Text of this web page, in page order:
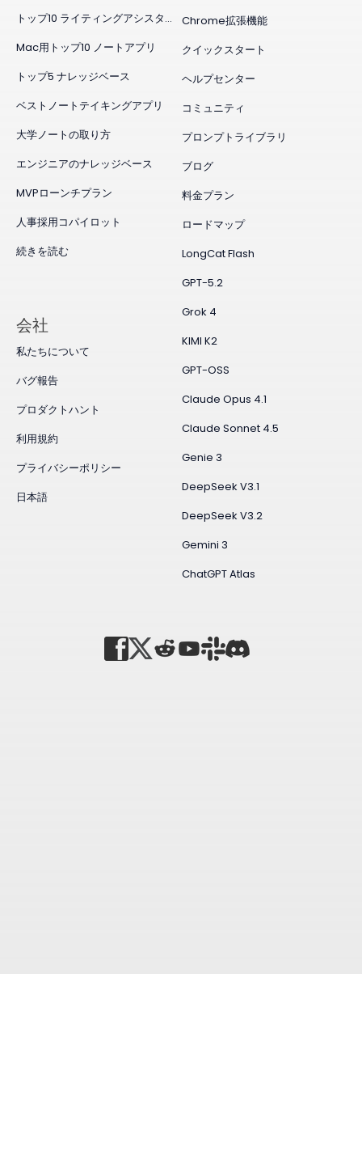
トップ10 ライティングアシスタント
Mac用トップ10 ノートアプリ
トップ5 ナレッジベース
ベストノートテイキングアプリ
大学ノートの取り方
エンジニアのナレッジベース
MVPローンチプラン
人事採用コパイロット
続きを読む
Chrome拡張機能
クイックスタート
ヘルプセンター
コミュニティ
プロンプトライブラリ
ブログ
料金プラン
ロードマップ
LongCat Flash
GPT-5.2
Grok 4
KIMI K2
GPT-OSS
Claude Opus 4.1
Claude Sonnet 4.5
Genie 3
DeepSeek V3.1
DeepSeek V3.2
Gemini 3
ChatGPT Atlas
会社
私たちについて
バグ報告
プロダクトハント
利用規約
プライバシーポリシー
日本語